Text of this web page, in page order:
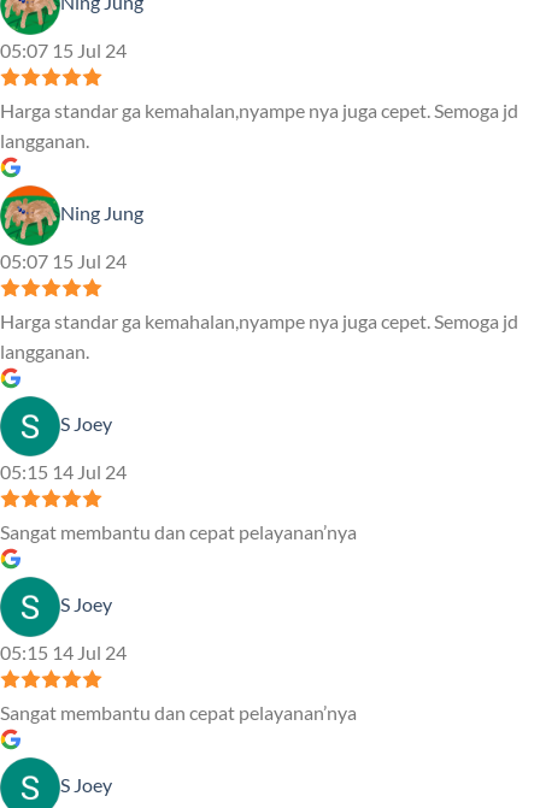
05:07 15 Jul 24
Harga standar ga kemahalan,nyampe nya juga cepet. Semoga jd
langganan.
Ning Jung
05:07 15 Jul 24
Harga standar ga kemahalan,nyampe nya juga cepet. Semoga jd
langganan.
S Joey
05:15 14 Jul 24
Sangat membantu dan cepat pelayanan’nya
S Joey
05:15 14 Jul 24
Sangat membantu dan cepat pelayanan’nya
S Joey